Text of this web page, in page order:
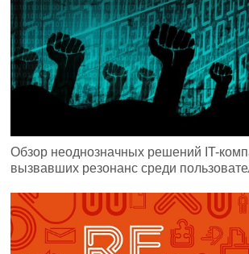
Обзор неоднозначных решений IT-
вызвавших резонанс среди